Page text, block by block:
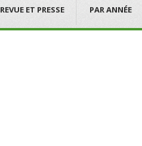
REVUE ET PRESSE PAR ANNÉE